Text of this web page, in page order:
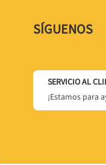
SÍGUENOS
SERVICIO AL
¡Estamos para